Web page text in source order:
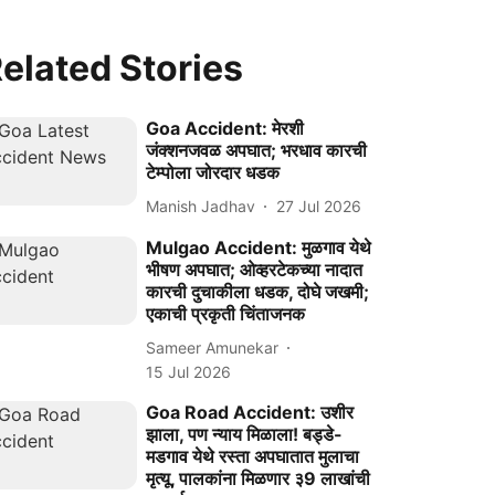
Stories
Goa Accident: मेरशी
जंक्शनजवळ अपघात; भरधाव कारची
टेम्पोला जोरदार धडक
Manish Jadhav 27 Jul 2026
Mulgao Accident: मुळगाव येथे
भीषण अपघात; ओव्हरटेकच्या नादात
कारची दुचाकीला धडक, दोघे जखमी;
एकाची प्रकृती चिंताजनक
Sameer Amunekar
15 Jul 2026
Goa Road Accident: उशीर
झाला, पण न्याय मिळाला! बड्डे-
मडगाव येथे रस्ता अपघातात मुलाचा
मृत्यू, पालकांना मिळणार ३9 लाखांची